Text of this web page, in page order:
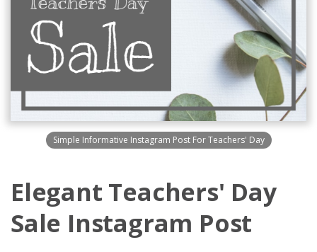
Simple Informative Instagram Post For Teachers' Day
Elegant Teachers' Day
Sale Instagram Post